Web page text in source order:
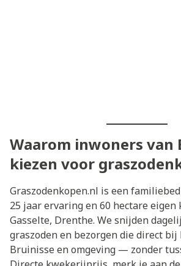
Waarom inwoners van
kiezen voor
Graszodenkopen.nl is een
25 jaar ervaring en 60 hectare
Gasselte, Drenthe. We snijden
graszoden en bezorgen die direct
Bruinisse en omgeving — zonder